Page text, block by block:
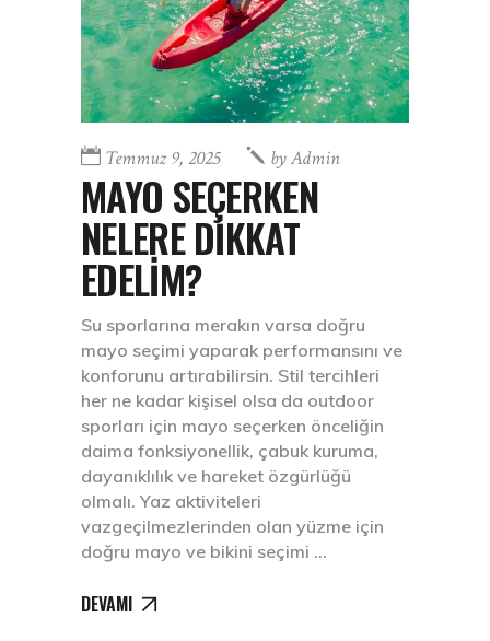
Temmuz 9, 2025 byAdmin
MAYO SEÇERKEN
NELERE DİKKAT
EDELİM?
Su sporlarına merakın varsa doğru
mayo seçimi yaparak performansını ve
konforunu artırabilirsin. Stil tercihleri
her ne kadar kişisel olsa da outdoor
sporları için mayo seçerken önceliğin
daima fonksiyonellik, çabuk kuruma,
dayanıklılık ve hareket özgürlüğü
olmalı. Yaz aktiviteleri
vazgeçilmezlerinden olan yüzme için
doğru mayo ve bikini seçimi
DEVAMI